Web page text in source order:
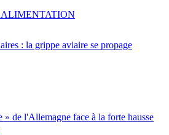
: la grippe aviaire se propage
» de l'Allemagne face à la forte hausse